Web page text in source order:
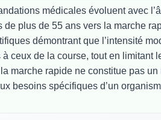
médicales évoluent avec
de plus de 55 ans vers la marche
démontrant que l’intensité
ceux de la course, tout en limitant
marche rapide ne constitue pas
besoins spécifiques d’un